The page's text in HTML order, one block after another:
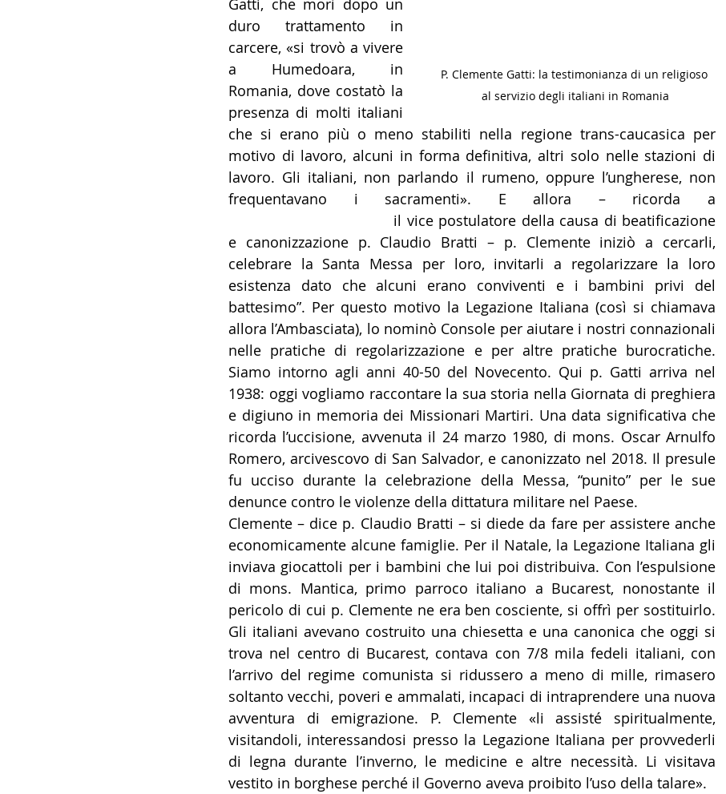
14 - IIC IST. ITALIANO CULTURA
17 - ASSOCIAZIONI 18 - MAPPE ITALIANI ALL'ESTERO 19 - EUROPA
20 - AMERICA 21 - AMERICA-CENTRO 22 - AMERICA DEL SUD 23 - AFRICA
26 - POLITICA 28 - PAPPAMONDO.TV
30 - LAVORO 31 - ICE ISTITUTO COMMERCIO ESTERO 32 - MADE IN ITALY
P. Clemente Gatti: la testimonianza di un religioso
al servizio degli italiani in Romania
Gatti, che morì dopo un
duro trattamento in
carcere, «si trovò a vivere
a Humedoara, in
Romania, dove costatò la
presenza di molti italiani
che si erano più o meno stabiliti nella regione trans-caucasica per
motivo di lavoro, alcuni in forma definitiva, altri solo nelle stazioni di
lavoro. Gli italiani, non parlando il rumeno, oppure l’ungherese, non
il vice postulatore della causa di beatificazione
e canonizzazione p. Claudio Bratti – p. Clemente iniziò a cercarli,
celebrare la Santa Messa per loro, invitarli a regolarizzare la loro
esistenza dato che alcuni erano conviventi e i bambini privi del
battesimo”. Per questo motivo la Legazione Italiana (così si chiamava
allora l’Ambasciata), lo nominò Console per aiutare i nostri connazionali
nelle pratiche di regolarizzazione e per altre pratiche burocratiche.
Siamo intorno agli anni 40-50 del Novecento. Qui p. Gatti arriva nel
1938: oggi vogliamo raccontare la sua storia nella Giornata di preghiera
e digiuno in memoria dei Missionari Martiri. Una data significativa che
ricorda l’uccisione, avvenuta il 24 marzo 1980, di mons. Oscar Arnulfo
Romero, arcivescovo di San Salvador, e canonizzato nel 2018. Il presule
fu ucciso durante la celebrazione della Messa, “punito” per le sue
denunce contro le violenze della dittatura militare nel Paese.
Clemente – dice p. Claudio Bratti – si diede da fare per assistere anche
economicamente alcune famiglie. Per il Natale, la Legazione Italiana gli
inviava giocattoli per i bambini che lui poi distribuiva. Con l’espulsione
di mons. Mantica, primo parroco italiano a Bucarest, nonostante il
pericolo di cui p. Clemente ne era ben cosciente, si offrì per sostituirlo.
Gli italiani avevano costruito una chiesetta e una canonica che oggi si
trova nel centro di Bucarest, contava con 7/8 mila fedeli italiani, con
l’arrivo del regime comunista si ridussero a meno di mille, rimasero
soltanto vecchi, poveri e ammalati, incapaci di intraprendere una nuova
avventura di emigrazione. P. Clemente «li assisté spiritualmente,
visitandoli, interessandosi presso la Legazione Italiana per provvederli
di legna durante l’inverno, le medicine e altre necessità. Li visitava
vestito in borghese perché il Governo aveva proibito l’uso della talare».